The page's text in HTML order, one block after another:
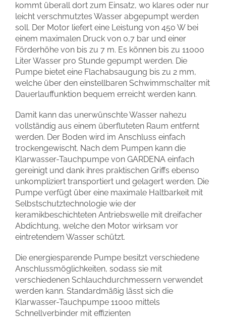
kommt überall dort zum Einsatz, wo klares oder nur
leicht verschmutztes Wasser abgepumpt werden
soll. Der Motor liefert eine Leistung von 450 W bei
einem maximalen Druck von 0,7 bar und einer
Förderhöhe von bis zu 7 m. Es können bis zu 11000
Liter Wasser pro Stunde gepumpt werden. Die
Pumpe bietet eine Flachabsaugung bis zu 2 mm,
welche über den einstellbaren Schwimmschalter mit
Dauerlauffunktion bequem erreicht werden kann.
Damit kann das unerwünschte Wasser nahezu
vollständig aus einem überfluteten Raum entfernt
werden. Der Boden wird im Anschluss einfach
trockengewischt. Nach dem Pumpen kann die
Klarwasser-Tauchpumpe von GARDENA einfach
gereinigt und dank ihres praktischen Griffs ebenso
unkompliziert transportiert und gelagert werden. Die
Pumpe verfügt über eine maximale Haltbarkeit mit
Selbstschutztechnologie wie der
keramikbeschichteten Antriebswelle mit dreifacher
Abdichtung, welche den Motor wirksam vor
eintretendem Wasser schützt.
Die energiesparende Pumpe besitzt verschiedene
Anschlussmöglichkeiten, sodass sie mit
verschiedenen Schlauchdurchmessern verwendet
werden kann. Standardmäßig lässt sich die
Klarwasser-Tauchpumpe 11000 mittels
Schnellverbinder mit effizienten